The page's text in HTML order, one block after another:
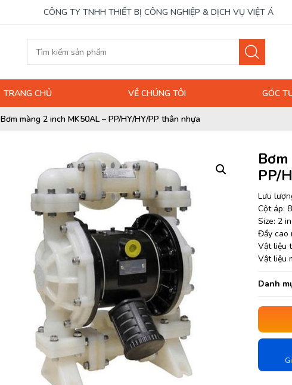
CÔNG TY TNHH THIẾT BỊ CÔNG NGHIỆP & DỊCH VỤ VIỆT Á
TRANG CHỦ VỀ CHÚNG TÔI GÓC
Bơm màng 2 inch MK50AL – PP/HY/HY/PP thân nhựa
PP/
Lưu
Cột áp:
Size: 2
Đẩy cao
Vật liệu
Vật liệu
Danh